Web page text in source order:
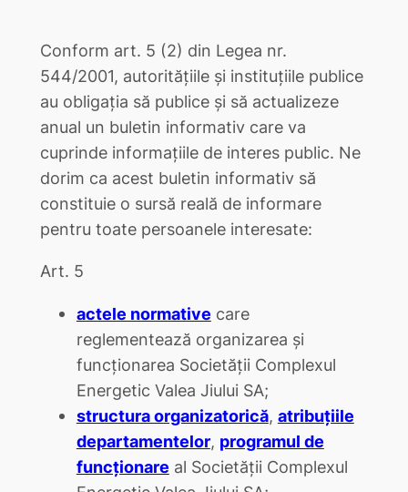
Conform art. 5 (2) din Legea nr.
544/2001, autoritățiile și instituțiile publice
au obligația să publice și să actualizeze
anual un buletin informativ care va
cuprinde informațiile de interes public. Ne
dorim ca acest buletin informativ să
constituie o sursă reală de informare
pentru toate persoanele interesate:
Art. 5
actele normative care
reglementează organizarea şi
funcţionarea Societăţii Complexul
Energetic Valea Jiului SA;
structura organizatorică, atribuţiile
departamentelor, programul de
funcţionare al Societăţii Complexul